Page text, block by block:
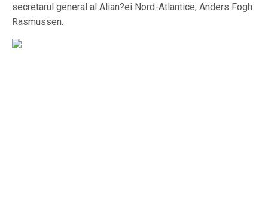
secretarul general al Alian?ei Nord-Atlantice, Anders Fogh
Rasmussen.